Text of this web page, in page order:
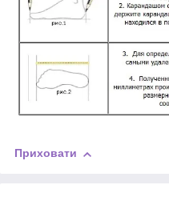
Приховати